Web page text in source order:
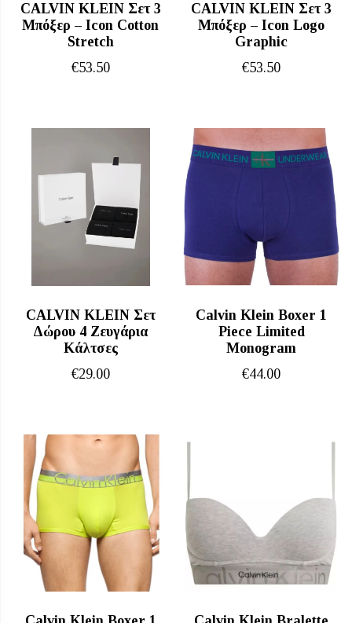
CALVIN KLEIN Σετ 3
Μπόξερ – Icon Cotton
Stretch
€53.50
CALVIN KLEIN Σετ 3
Μπόξερ – Icon Logo
Graphic
€53.50
CALVIN KLEIN Σετ
Δώρου 4 Ζευγάρια
Κάλτσες
€29.00
Calvin Klein Boxer 1
Piece Limited
Monogram
€44.00